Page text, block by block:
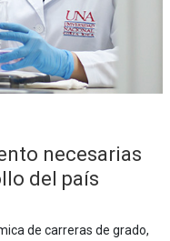
necesarias
del país
de carreras de grado,